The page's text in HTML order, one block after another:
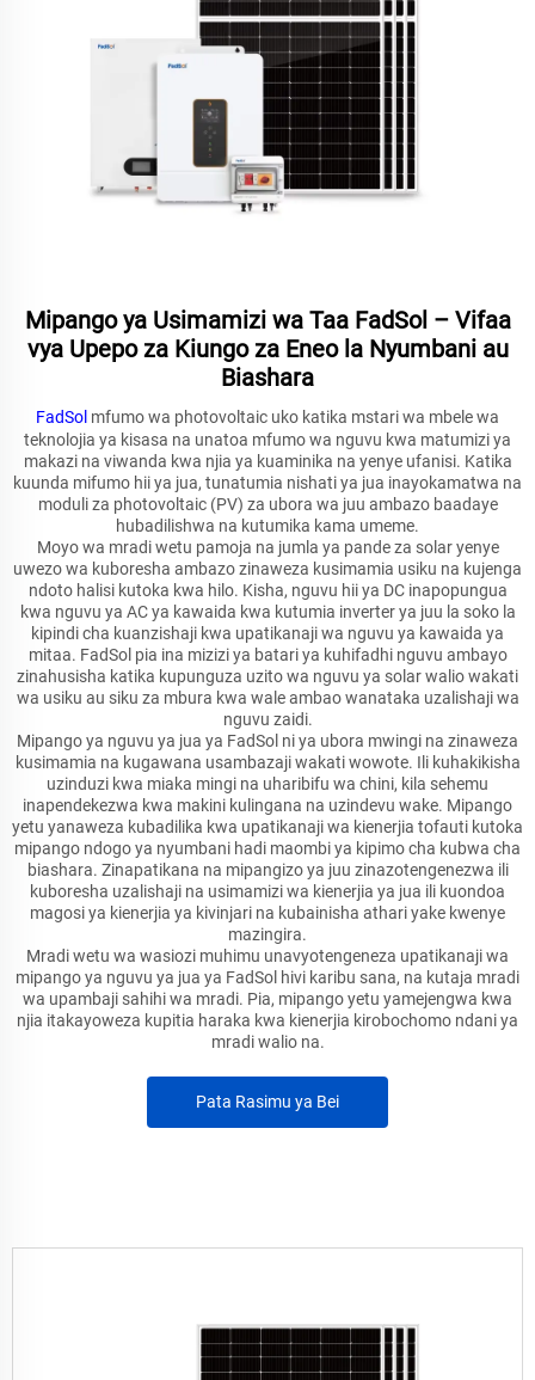
Mipango ya Usimamizi wa Taa FadSol – Vifaa
vya Upepo za Kiungo za Eneo la Nyumbani au
Biashara
FadSol mfumo wa photovoltaic uko katika mstari wa mbele wa
teknolojia ya kisasa na unatoa mfumo wa nguvu kwa matumizi ya
makazi na viwanda kwa njia ya kuaminika na yenye ufanisi. Katika
kuunda mifumo hii ya jua, tunatumia nishati ya jua inayokamatwa na
moduli za photovoltaic (PV) za ubora wa juu ambazo baadaye
hubadilishwa na kutumika kama umeme.
Moyo wa mradi wetu pamoja na jumla ya pande za solar yenye
uwezo wa kuboresha ambazo zinaweza kusimamia usiku na kujenga
ndoto halisi kutoka kwa hilo. Kisha, nguvu hii ya DC inapopungua
kwa nguvu ya AC ya kawaida kwa kutumia inverter ya juu la soko la
kipindi cha kuanzishaji kwa upatikanaji wa nguvu ya kawaida ya
mitaa. FadSol pia ina mizizi ya batari ya kuhifadhi nguvu ambayo
zinahusisha katika kupunguza uzito wa nguvu ya solar walio wakati
wa usiku au siku za mbura kwa wale ambao wanataka uzalishaji wa
nguvu zaidi.
Mipango ya nguvu ya jua ya FadSol ni ya ubora mwingi na zinaweza
kusimamia na kugawana usambazaji wakati wowote. Ili kuhakikisha
uzinduzi kwa miaka mingi na uharibifu wa chini, kila sehemu
inapendekezwa kwa makini kulingana na uzindevu wake. Mipango
yetu yanaweza kubadilika kwa upatikanaji wa kienerjia tofauti kutoka
mipango ndogo ya nyumbani hadi maombi ya kipimo cha kubwa cha
biashara. Zinapatikana na mipangizo ya juu zinazotengenezwa ili
kuboresha uzalishaji na usimamizi wa kienerjia ya jua ili kuondoa
magosi ya kienerjia ya kivinjari na kubainisha athari yake kwenye
mazingira.
Mradi wetu wa wasiozi muhimu unavyotengeneza upatikanaji wa
mipango ya nguvu ya jua ya FadSol hivi karibu sana, na kutaja mradi
wa upambaji sahihi wa mradi. Pia, mipango yetu yamejengwa kwa
njia itakayoweza kupitia haraka kwa kienerjia kirobochomo ndani ya
mradi walio na.
Pata Rasimu ya Bei